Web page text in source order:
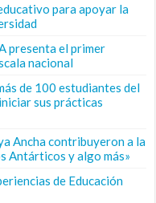
para apoyar la
presenta el primer
nacional
de 100 estudiantes del
sus prácticas
Ancha contribuyeron a la
Antárticos y algo más»
de Educación